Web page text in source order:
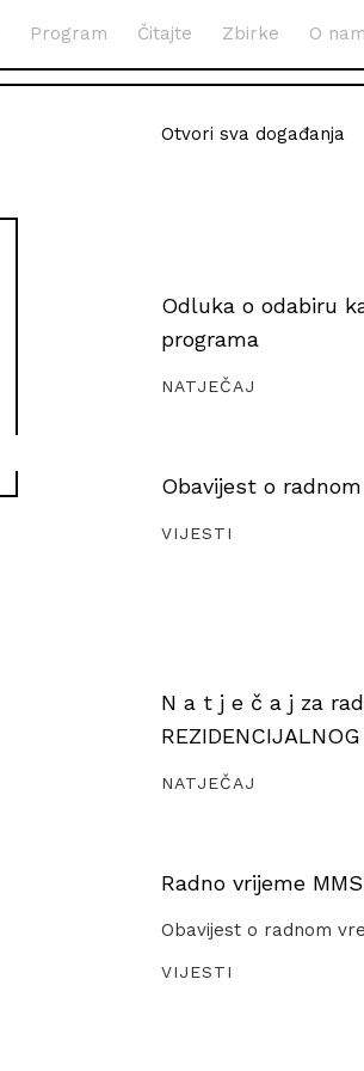
Program Čitajte Zbirke O
Otvori sva događanja
Odluka o odabiru
programa
NATJEČAJ
Obavijest o
VIJESTI
N a t j e č a j za
NATJEČAJ
Radno vrijeme
Obavijest o radnom
VIJESTI